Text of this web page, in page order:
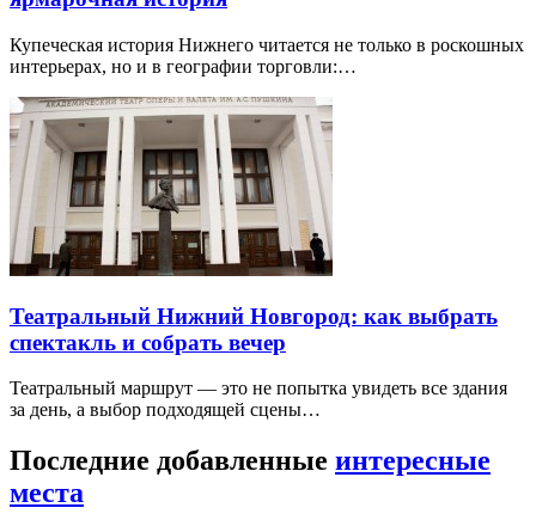
Купеческая история Нижнего читается не только в роскошных
интерьерах, но и в географии торговли:…
Театральный Нижний Новгород: как выбрать
спектакль и собрать вечер
Театральный маршрут — это не попытка увидеть все здания
за день, а выбор подходящей сцены…
Последние добавленные интересные
места